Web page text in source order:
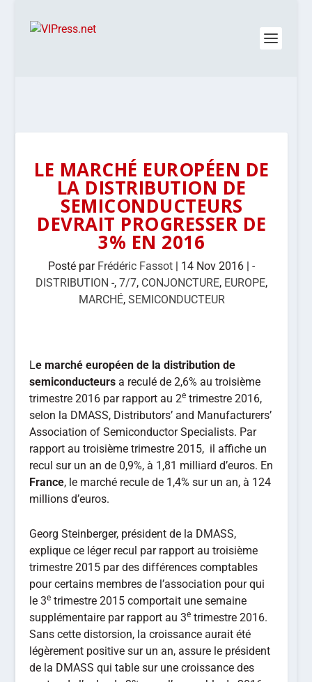
LE MARCHÉ EUROPÉEN DE
LA DISTRIBUTION DE
SEMICONDUCTEURS
DEVRAIT PROGRESSER DE
3% EN 2016
Posté par Frédéric Fassot | 14 Nov 2016 |-
DISTRIBUTION -,7/7, CONJONCTURE, EUROPE,
MARCHÉ, SEMICONDUCTEUR
Le marché européen de la distribution de
semiconducteurs a reculé de 2,6% au troisième
trimestre 2016 par rapport au 2e trimestre 2016,
selon la DMASS, Distributors’ and Manufacturers’
Association of Semiconductor Specialists. Par
rapport au troisième trimestre 2015, il affiche un
recul sur un an de 0,9%, à 1,81 milliard d’euros. En
France, le marché recule de 1,4% sur un an, à 124
millions d’euros.
Georg Steinberger, président de la DMASS,
explique ce léger recul par rapport au troisième
trimestre 2015 par des différences comptables
pour certains membres de l’association pour qui
le 3e trimestre 2015 comportait une semaine
supplémentaire par rapport au 3e trimestre 2016.
Sans cette distorsion, la croissance aurait été
légèrement positive sur un an, assure le président
de la DMASS qui table sur une croissance des